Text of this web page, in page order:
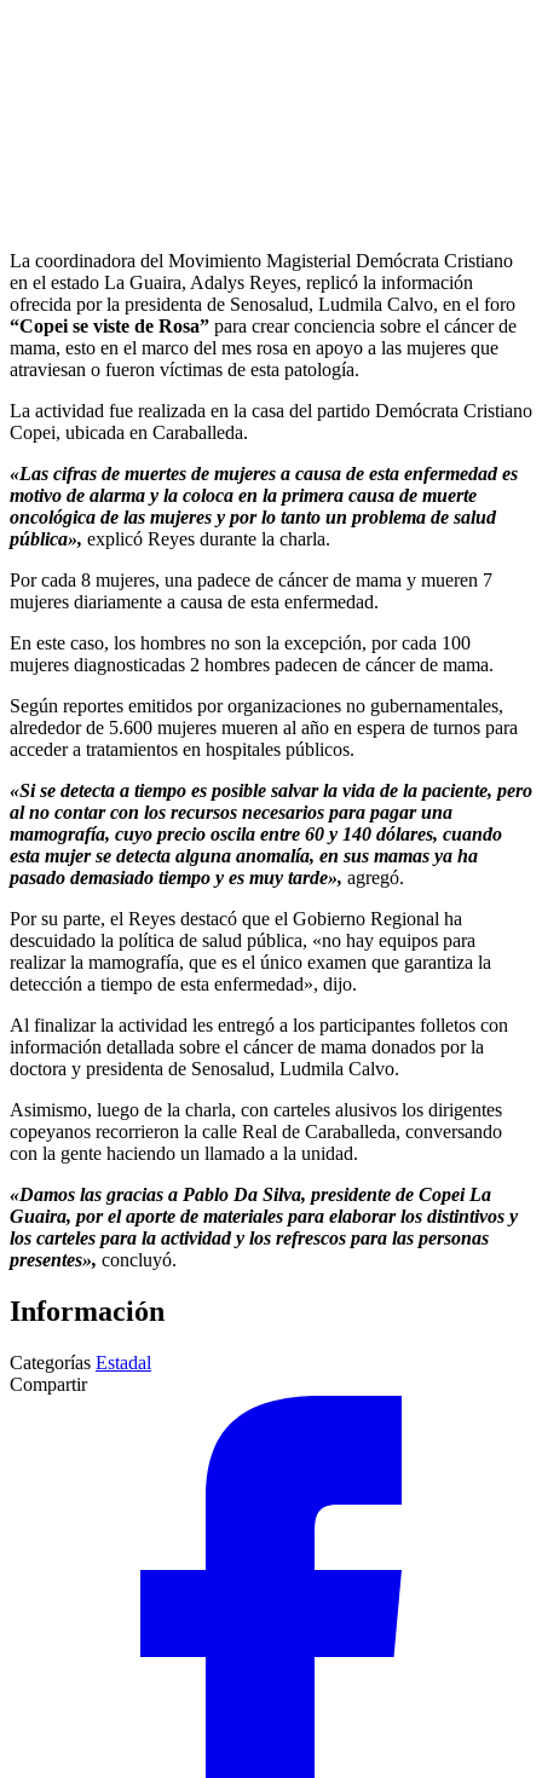
La coordinadora del Movimiento Magisterial Demócrata Cristiano
en el estado La Guaira, Adalys Reyes, replicó la información
ofrecida por la presidenta de Senosalud, Ludmila Calvo, en el foro
“Copei se viste de Rosa” para crear conciencia sobre el cáncer de
mama, esto en el marco del mes rosa en apoyo a las mujeres que
atraviesan o fueron víctimas de esta patología.
La actividad fue realizada en la casa del partido Demócrata Cristiano
Copei, ubicada en Caraballeda.
«Las cifras de muertes de mujeres a causa de esta enfermedad es
motivo de alarma y la coloca en la primera causa de muerte
oncológica de las mujeres y por lo tanto un problema de salud
pública», explicó Reyes durante la charla.
Por cada 8 mujeres, una padece de cáncer de mama y mueren 7
mujeres diariamente a causa de esta enfermedad.
En este caso, los hombres no son la excepción, por cada 100
mujeres diagnosticadas 2 hombres padecen de cáncer de mama.
Según reportes emitidos por organizaciones no gubernamentales,
alrededor de 5.600 mujeres mueren al año en espera de turnos para
acceder a tratamientos en hospitales públicos.
«Si se detecta a tiempo es posible salvar la vida de la paciente, pero
al no contar con los recursos necesarios para pagar una
mamografía, cuyo precio oscila entre 60 y 140 dólares, cuando
esta mujer se detecta alguna anomalía, en sus mamas ya ha
pasado demasiado tiempo y es muy tarde», agregó.
Por su parte, el Reyes destacó que el Gobierno Regional ha
descuidado la política de salud pública, «no hay equipos para
realizar la mamografía, que es el único examen que garantiza la
detección a tiempo de esta enfermedad», dijo.
Al finalizar la actividad les entregó a los participantes folletos con
información detallada sobre el cáncer de mama donados por la
doctora y presidenta de Senosalud, Ludmila Calvo.
Asimismo, luego de la charla, con carteles alusivos los dirigentes
copeyanos recorrieron la calle Real de Caraballeda, conversando
con la gente haciendo un llamado a la unidad.
«Damos las gracias a Pablo Da Silva, presidente de Copei La
Guaira, por el aporte de materiales para elaborar los distintivos y
los carteles para la actividad y los refrescos para las personas
presentes», concluyó.
Información
Categorías Estadal
Compartir